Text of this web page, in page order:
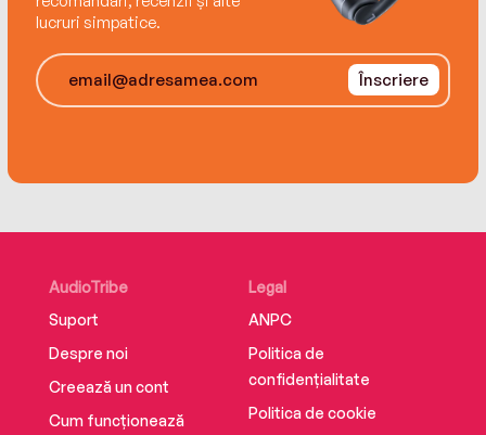
lucruri simpatice.
Înscriere
AudioTribe
Suport
Despre noi
Creează un cont
Cum funcționează
Legal
ANPC
Politica de
confidențialitate
Politica de cookie